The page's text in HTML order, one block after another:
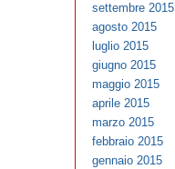
settembre 2015
agosto 2015
luglio 2015
giugno 2015
maggio 2015
aprile 2015
marzo 2015
febbraio 2015
gennaio 2015